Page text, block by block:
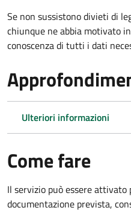
Se non sussistono divieti di
chiunque ne abbia motivato
conoscenza di tutti i dati
Ulteriori informazioni
Come fare
Il servizio può essere
documentazione prevista,